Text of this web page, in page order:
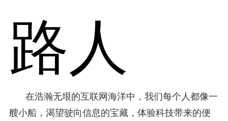
路人
在浩瀚无垠的互联网海洋中，我们每个人都像一
艘小船，渴望驶向信息的宝藏，体验科技带来的便